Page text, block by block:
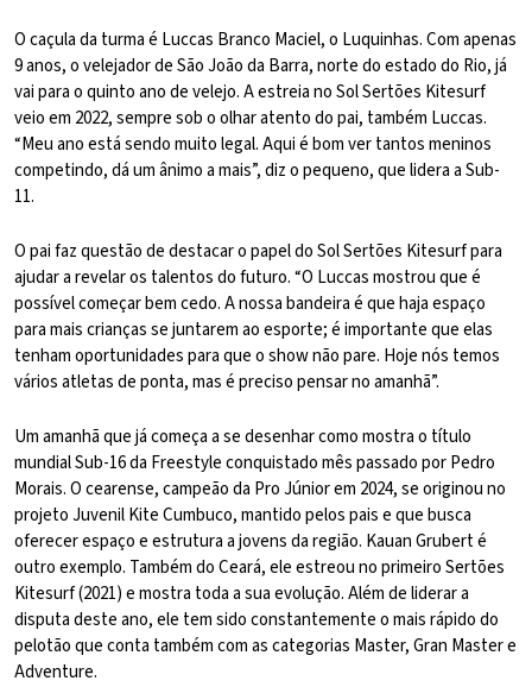
O caçula da turma é Luccas Branco Maciel, o Luquinhas. Com apenas
9 anos, o velejador de São João da Barra, norte do estado do Rio, já
vai para o quinto ano de velejo. A estreia no Sol Sertões Kitesurf
veio em 2022, sempre sob o olhar atento do pai, também Luccas.
“Meu ano está sendo muito legal. Aqui é bom ver tantos meninos
competindo, dá um ânimo a mais”, diz o pequeno, que lidera a Sub-
11.
O pai faz questão de destacar o papel do Sol Sertões Kitesurf para
ajudar a revelar os talentos do futuro. “O Luccas mostrou que é
possível começar bem cedo. A nossa bandeira é que haja espaço
para mais crianças se juntarem ao esporte; é importante que elas
tenham oportunidades para que o show não pare. Hoje nós temos
vários atletas de ponta, mas é preciso pensar no amanhã”.
Um amanhã que já começa a se desenhar como mostra o título
mundial Sub-16 da Freestyle conquistado mês passado por Pedro
Morais. O cearense, campeão da Pro Júnior em 2024, se originou no
projeto Juvenil Kite Cumbuco, mantido pelos pais e que busca
oferecer espaço e estrutura a jovens da região. Kauan Grubert é
outro exemplo. Também do Ceará, ele estreou no primeiro Sertões
Kitesurf (2021) e mostra toda a sua evolução. Além de liderar a
disputa deste ano, ele tem sido constantemente o mais rápido do
pelotão que conta também com as categorias Master, Gran Master e
Adventure.